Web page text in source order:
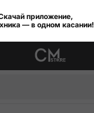
приложение,
— в одном касании!